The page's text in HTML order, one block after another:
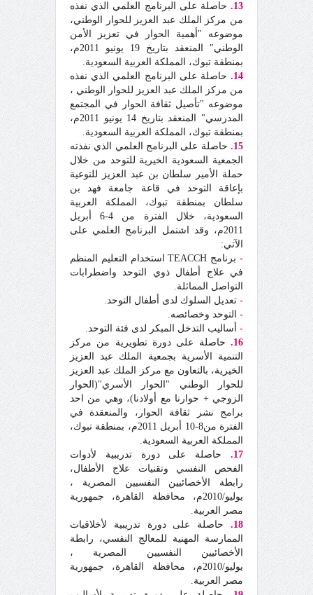
13.
حاصلة على البرنامج العلمي الذي نفذه
من مركز الملك عبد العزيز للحوار الوطني،
موضوعه "أهمية الحوار في تعزيز الأمن
الوطني" المنعقد بتاريخ 19 يونيو 2011م،
بمنطقة تبوك، المملكة العربية السعودية.
14.
حاصلة على البرنامج العلمي الذي نفذه
من مركز الملك عبد العزيز للحوار الوطني ،
موضوعه "تأصيل ثقافة الحوار في المجتمع
المدرسي" المنعقد بتاريخ 14 يونيو 2011م،
بمنطقة تبوك، المملكة العربية السعودية.
15.
حاصلة على البرنامج العلمي الذي نفذته
الجمعية السعودية الخيرية للتوحد من خلال
حملة الأمير سلطان بن عبد العزيز للتوعية
بإعاقة التوحد في قاعة جامعة فهد بن
سلطان بمنطقة تبوك، المملكة العربية
السعودية، خلال الفترة من 4-6 أبريل
2011م، وقد اشتمل البرنامج العلمي على
الآتي:
-
برنامج TEACCH استخدام التعليم المنظم
في علاج أطفال ذوي التوحد واضطرابات
التواصل المماثلة.
- تعديل السلوك لدى أطفال التوحد.
- التوحد وخصائصه.
- أساليب التدخل المبكر لدى فئة التوحد.
16.
حاصلة على دورة تطويرية من مركز
التنمية الأسرية بجمعية الملك عبد العزيز
الخيرية، بالتعاون مع مركز الملك عبد العزيز
للحوار الوطني "الحوار الأسري"(الحوار
الزوجي + حوارنا مع أولادنا)، وهي من احد
برامج نشر ثقافة الحوار، والمنعقدة في
الفترة من8-10 أبريل 2011م، بمنطقة تبوك،
المملكة العربية السعودية.
17.
حاصلة على دورة تدريبية لأدوات
الفحص النفسي وتقنيات علاج الأطفال،
رابطة الأخصائيين النفسيين المصرية ،
يوليو/2010م، محافظة القاهرة، جمهورية
مصر العربية.
18.
حاصلة على دورة تدريبية لأخلاقيات
الممارسة المهنية للمعالج النفسي، رابطة
الأخصائيين النفسيين المصرية ،
يوليو/2010م، محافظة القاهرة، جمهورية
مصر العربية.